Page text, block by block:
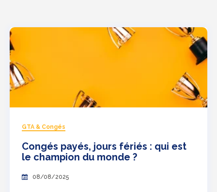
GTA & Congés
Congés payés, jours fériés : qui est
le champion du monde ?
08/08/2025